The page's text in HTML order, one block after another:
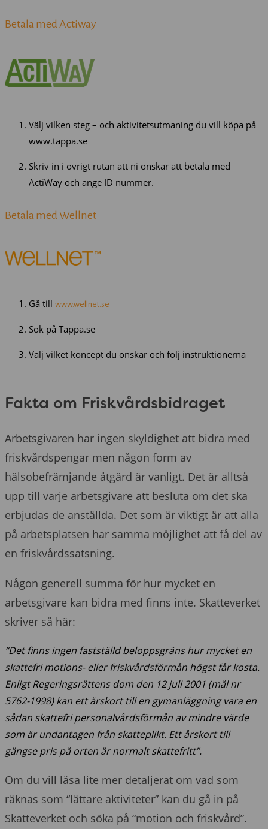
Betala med Actiway
Välj vilken steg – och aktivitetsutmaning du vill köpa på
www.tappa.se
Skriv in i övrigt rutan att ni önskar att betala med
ActiWay och ange ID nummer.
Betala med Wellnet
Gå till www.wellnet.se
Sök på Tappa.se
Välj vilket koncept du önskar och följ instruktionerna
Fakta om Friskvårdsbidraget
Arbetsgivaren har ingen skyldighet att bidra med
friskvårdspengar men någon form av
hälsobefrämjande åtgärd är vanligt. Det är alltså
upp till varje arbetsgivare att besluta om det ska
erbjudas de anställda. Det som är viktigt är att alla
på arbetsplatsen har samma möjlighet att få del av
en friskvårdssatsning.
Någon generell summa för hur mycket en
arbetsgivare kan bidra med finns inte. Skatteverket
skriver så här:
“Det finns ingen fastställd beloppsgräns hur mycket en
skattefri motions- eller friskvårdsförmån högst får kosta.
Enligt Regeringsrättens dom den 12 juli 2001 (mål nr
5762-1998) kan ett årskort till en gymanläggning vara en
sådan skattefri personalvårdsförmån av mindre värde
som är undantagen från skatteplikt. Ett årskort till
gängse pris på orten är normalt skattefritt”.
Om du vill läsa lite mer detaljerat om vad som
räknas som “lättare aktiviteter” kan du gå in på
Skatteverket och söka på “motion och friskvård”.